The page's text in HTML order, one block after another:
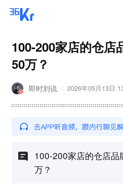
100-200家店的仓店
50万？
即时刘说 2026年05月13日
100-200家店的仓店品
万？